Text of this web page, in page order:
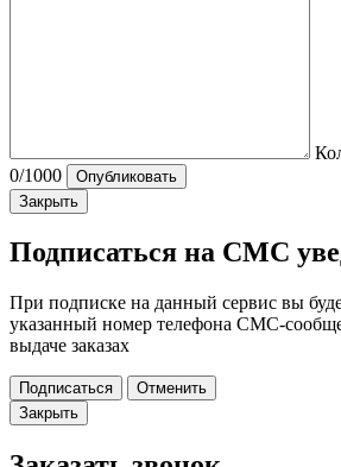
0/1000
Опубликовать
Закрыть
Подписаться на СМС
При подписке на данный сервис вы
указанный номер телефона СМС-
выдаче заказах
Подписаться
Отменить
Закрыть